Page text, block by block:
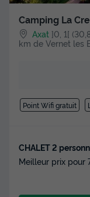
Camping La
Axat ]0, 1[
km de Vernet les
Point Wifi gratuit
CHALET 2
Meilleur prix pour